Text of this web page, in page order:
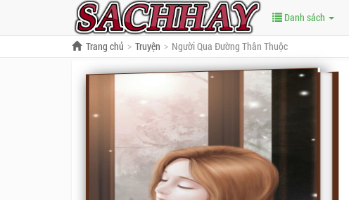
Danh sách
Trang chủ Truyện Người Qua Đường Thân Thuộc